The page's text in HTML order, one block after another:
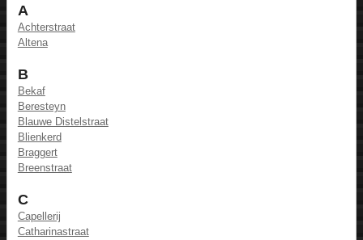
A
Achterstraat
Altena
B
Bekaf
Beresteyn
Blauwe Distelstraat
Blienkerd
Braggert
Breenstraat
C
Capellerij
Catharinastraat